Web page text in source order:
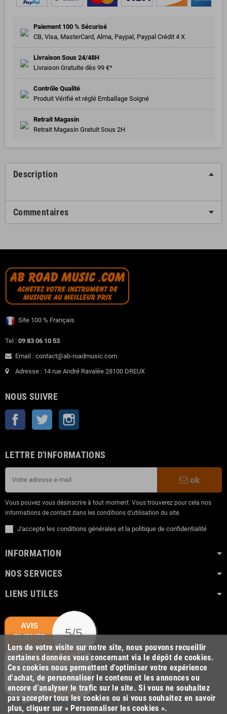
Paiement 100 % Sécurisé
CB, Visa, MasterCard, Alma, Paypal, Paypal Crédit 4 X
Livraison Sous 24/48H
Livraison Gratuite dès 99 €*
Contrôle Qualité
Produit Vérifié et réglé Emballage Soigné
Retrait Magasin
Retrait Magasin Gratuit Sous 2H
Description
Commentaires
Site 100 % Français
Tel : 09 83 06 10 53
Email : contact@ab-roadmusic.com
Adresse : 14 rue André Ravalée 28100 DREUX
NOUS SUIVRE
Facebook Twitter
LETTRE D'INFORMATIONS
ok
Vous pouvez vous désinscrire à tout moment. Vous trouverez pour cela nos
informations de contact dans les conditions d'utilisation du site.
J'accepte les conditions générales et la politique de confidentialité
INFORMATION
NOS SERVICES
LIENS UTILES
Lors de votre visite sur notre site, nous pouvons recueillir
certaines données vous concernant via le dépôt de cookies.
Ces cookies nous permettent d'optimiser votre expérience
d'achat, de personnaliser le contenu et les annonces ou
encore d'analyser le trafic sur le site. Si vous ne souhaitez
pas accepter tous les cookies ou si vous souhaitez en savoir
plus, cliquer sur « Personnaliser les cookies ».
AVIS
CLIENTS
5/5
Livraison hyper rapide, bien
emballé. Pas de souci
voir plus